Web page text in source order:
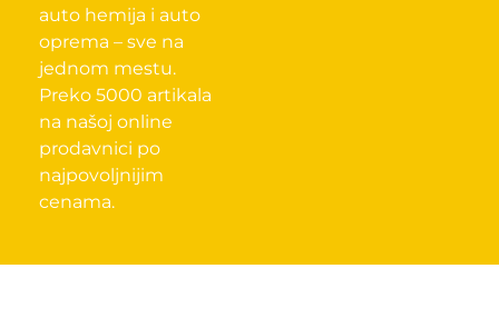
auto hemija i auto
oprema – sve na
jednom mestu.
Preko 5000 artikala
na našoj online
prodavnici po
najpovoljnijim
cenama.